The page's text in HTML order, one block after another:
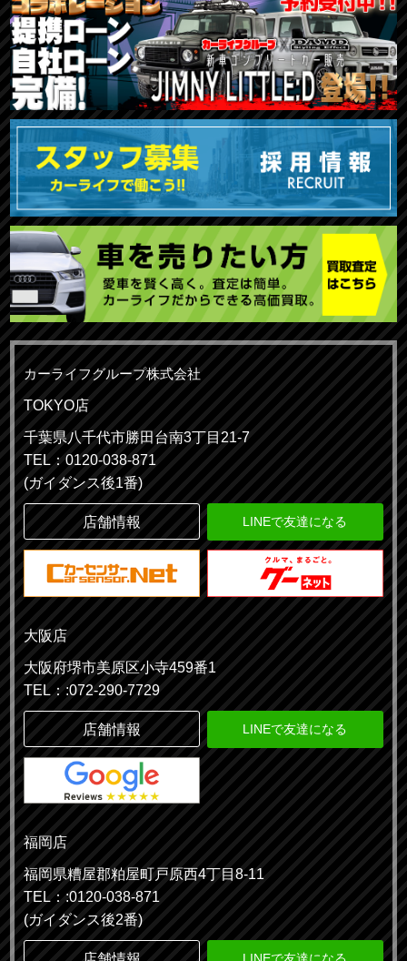
カーライフグループ株式会社
TOKYO店
千葉県八千代市勝田台南3丁目21-7
TEL：0120-038-871
(ガイダンス後1番)
店舗情報 LINEで友達になる
大阪店
大阪府堺市美原区小寺459番1
TEL：:072-290-7729
店舗情報 LINEで友達になる
福岡店
福岡県糟屋郡粕屋町戸原西4丁目8-11
TEL：:0120-038-871
(ガイダンス後2番)